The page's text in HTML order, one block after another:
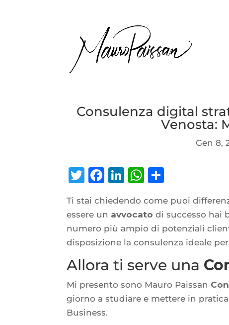
Consulenza digital
Venosta:
Gen 8,
Twitter
Facebook
LinkedIn
WhatsApp
Ti stai chiedendo come puoi
essere un avvocato di successo hai
numero più ampio di potenziali
disposizione la consulenza ideale
Allora ti serve una
Mi presento sono Mauro Paissan
giorno a studiare e mettere in
Business.